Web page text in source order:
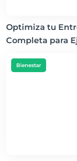
Optimiza tu
Completa para
Bienestar